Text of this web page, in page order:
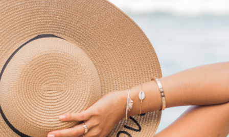
– Collection 2018 – Réunion